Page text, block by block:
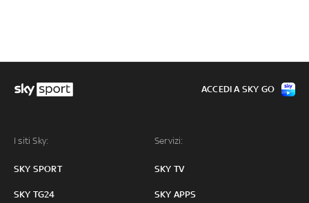
I siti Sky:
SKY SPORT
SKY TG24
Servizi:
SKY TV
SKY APPS
ACCEDI A SKY GO